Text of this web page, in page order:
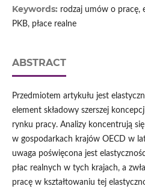
Keywords: rodzaj umów o pracę,
PKB, płace realne
ABSTRACT
Przedmiotem artykułu jest
element składowy szerszej
rynku pracy. Analizy koncentrują
w gospodarkach krajów OECD w
uwaga poświęcona jest
płac realnych w tych krajach, a
pracę w kształtowaniu tej